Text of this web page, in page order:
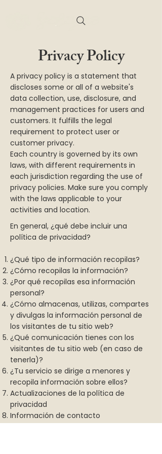
Privacy Policy
A privacy policy is a statement that
discloses some or all of a website's
data collection, use, disclosure, and
management practices for users and
customers. It fulfills the legal
requirement to protect user or
customer privacy.
Each country is governed by its own
laws, with different requirements in
each jurisdiction regarding the use of
privacy policies. Make sure you comply
with the laws applicable to your
activities and location.
En general, ¿qué debe incluir una
política de privacidad?
¿Qué tipo de información recopilas?
¿Cómo recopilas la información?
¿Por qué recopilas esa información
personal?
¿Cómo almacenas, utilizas, compartes
y divulgas la información personal de
los visitantes de tu sitio web?
¿Qué comunicación tienes con los
visitantes de tu sitio web (en caso de
tenerla)?
¿Tu servicio se dirige a menores y
recopila información sobre ellos?
Actualizaciones de la política de
privacidad
Información de contacto